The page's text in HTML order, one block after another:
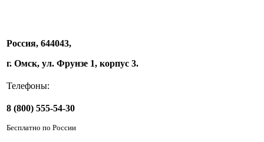
Россия, 644043,
г. Омск, ул. Фрунзе 1, корпус 3.
Телефоны:
8 (800) 555-54-30
Бесплатно по России